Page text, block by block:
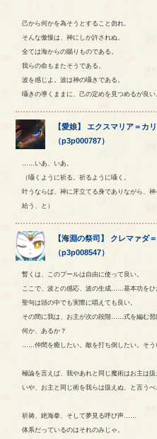
己から何かを為そうとすること勿れ。
そんな傲慢は、神にしか許されぬ。
全ては海からの賜りものである。
我らの命もまたそうである。
波を感じよ。波は神の囁きである。
囁きの導くままに、己の定めを見つめるが良い
【愛娘】エクスマリア＝ カ
（p3p000787）
……いあ、いあ。
（囁くように祈る。祈るように囁く。
叶うならば、神に牙立てる身でありながら、
給う、と）
【海淵の祭司 】 クレマァダ＝
（p3p008547）
暫くは、このプールは自由に使って良い。
ここで、波との感応、波の生成……基本功をひ
聖句は頭の中でも実際に唱えても良い。
その間に我は、お主が次の段階……式を編む習
何か、あるか？
……仲間を癒したい。敵を打ち倒したい。そう
極論を言えば、我やあれと同じ魔術はお主は扱
いや、お主と同じ術を我らは扱えぬ、と言うべ
祈祷、絶海拳、そして夢見る呼び声……
体系だっているのはそれのみじゃ。